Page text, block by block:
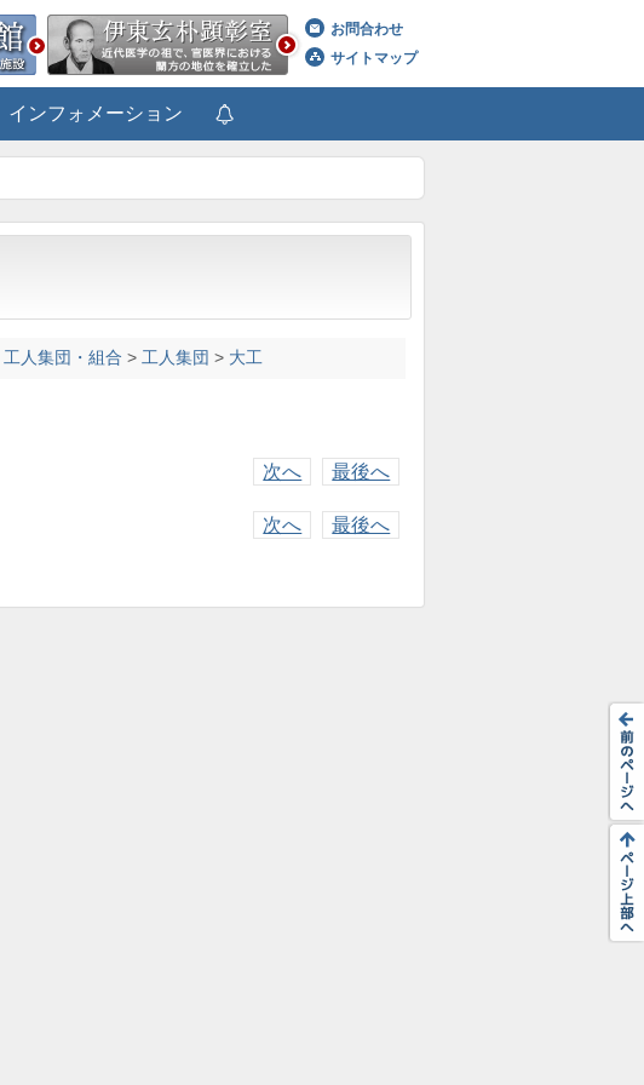
お問合わせ
サイトマップ
インフォメーション
工人集団・組合 > 工人集団 > 大工
次へ
最後へ
次へ 最後へ